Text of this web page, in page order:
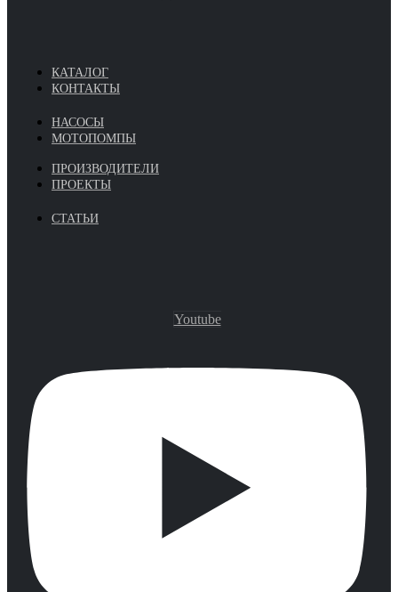
КАТАЛОГ
КОНТАКТЫ
НАСОСЫ
МОТОПОМПЫ
ПРОИЗВОДИТЕЛИ
ПРОЕКТЫ
СТАТЬИ
Youtube